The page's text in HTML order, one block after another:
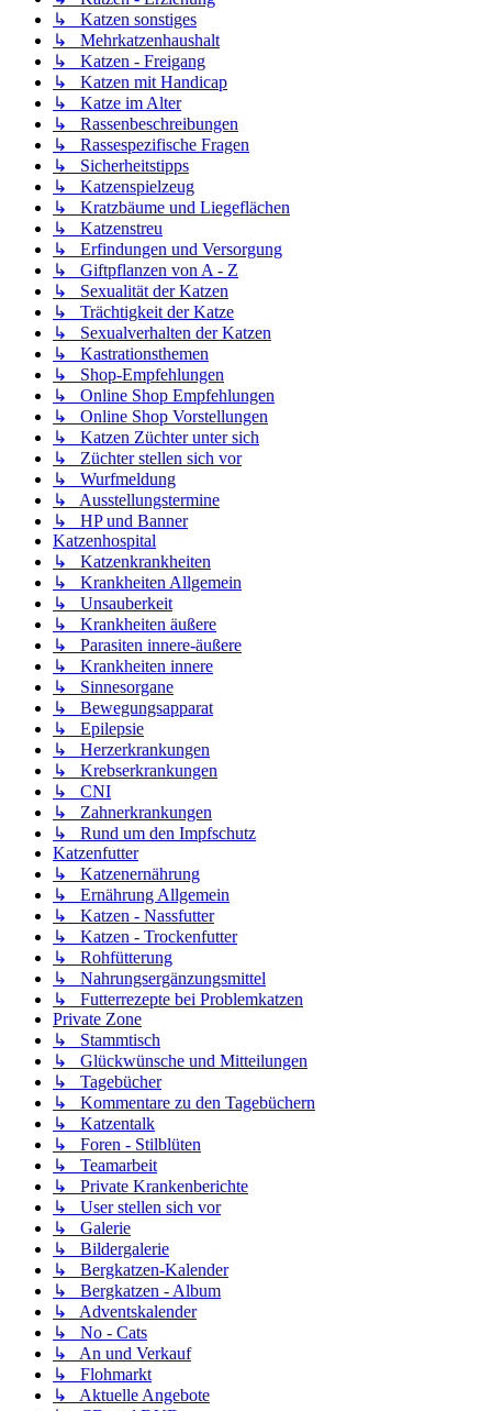
↳ Katzen sonstiges
↳ Mehrkatzenhaushalt
↳ Katzen - Freigang
↳ Katzen mit Handicap
↳ Katze im Alter
↳ Rassenbeschreibungen
↳ Rassespezifische Fragen
↳ Sicherheitstipps
↳ Katzenspielzeug
↳ Kratzbäume und Liegeflächen
↳ Katzenstreu
↳ Erfindungen und Versorgung
↳ Giftpflanzen von A - Z
↳ Sexualität der Katzen
↳ Trächtigkeit der Katze
↳ Sexualverhalten der Katzen
↳ Kastrationsthemen
↳ Shop-Empfehlungen
↳ Online Shop Empfehlungen
↳ Online Shop Vorstellungen
↳ Katzen Züchter unter sich
↳ Züchter stellen sich vor
↳ Wurfmeldung
↳ Ausstellungstermine
↳ HP und Banner
Katzenhospital
↳ Katzenkrankheiten
↳ Krankheiten Allgemein
↳ Unsauberkeit
↳ Krankheiten äußere
↳ Parasiten innere-äußere
↳ Krankheiten innere
↳ Sinnesorgane
↳ Bewegungsapparat
↳ Epilepsie
↳ Herzerkrankungen
↳ Krebserkrankungen
↳ CNI
↳ Zahnerkrankungen
↳ Rund um den Impfschutz
Katzenfutter
↳ Katzenernährung
↳ Ernährung Allgemein
↳ Katzen - Nassfutter
↳ Katzen - Trockenfutter
↳ Rohfütterung
↳ Nahrungsergänzungsmittel
↳ Futterrezepte bei Problemkatzen
Private Zone
↳ Stammtisch
↳ Glückwünsche und Mitteilungen
↳ Tagebücher
↳ Kommentare zu den Tagebüchern
↳ Katzentalk
↳ Foren - Stilblüten
↳ Teamarbeit
↳ Private Krankenberichte
↳ User stellen sich vor
↳ Galerie
↳ Bildergalerie
↳ Bergkatzen-Kalender
↳ Bergkatzen - Album
↳ Adventskalender
↳ No - Cats
↳ An und Verkauf
↳ Flohmarkt
↳ Aktuelle Angebote